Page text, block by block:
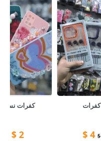
كفرات
5
4
$
كفرات نسايه
2
$